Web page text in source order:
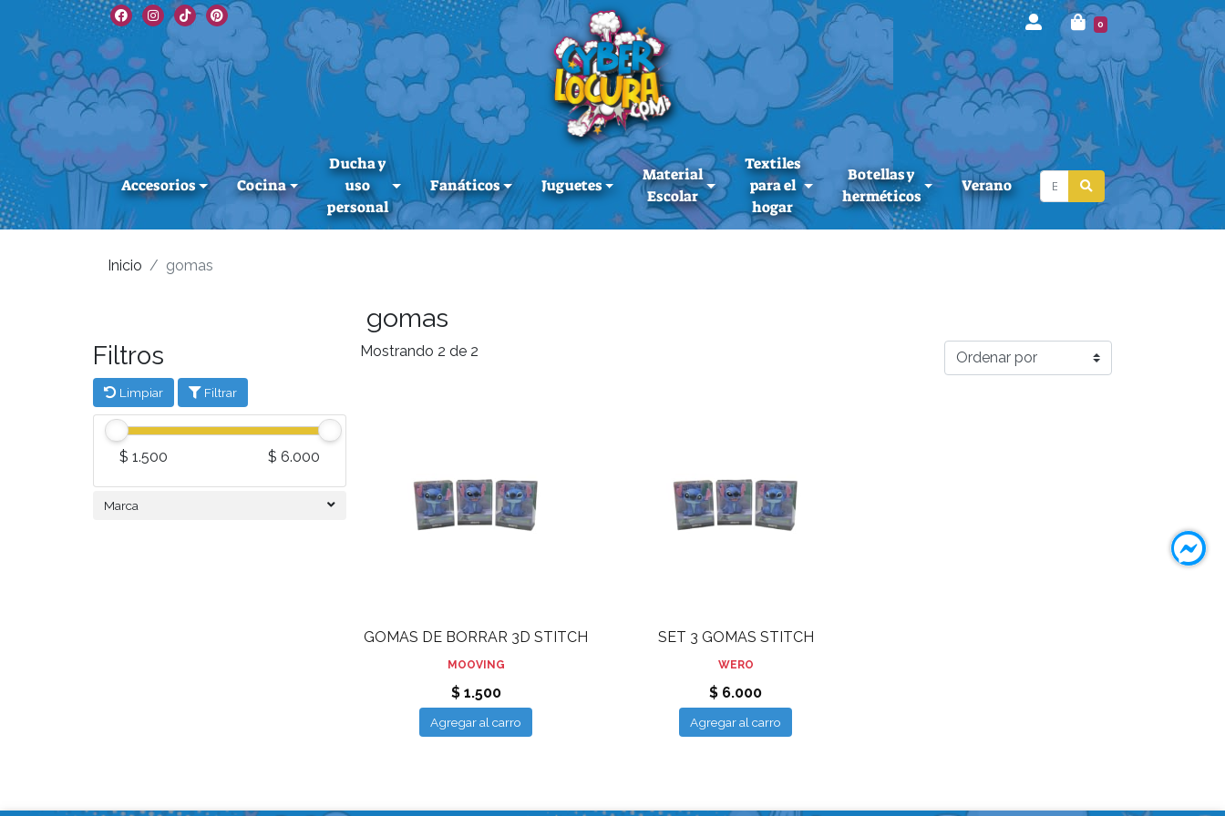
0
Accesorios Cocina
Ducha y
uso
personal
Fanáticos Juguetes
Material
Escolar
Textiles
para el
hogar
Botellas y
herméticos
Verano
Inicio gomas
gomas
Filtros
Limpiar Filtrar
$ 1.500 $ 6.000
Marca
Mostrando 2 de 2
GOMAS DE BORRAR 3D STITCH
MOOVING
$ 1.500
Agregar al carro
SET 3 GOMAS STITCH
WERO
$ 6.000
Agregar al carro